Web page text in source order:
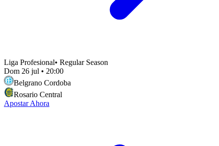
Liga Profesional• Regular Season
Dom 26 jul • 20:00
Belgrano Cordoba
Rosario Central
Apostar Ahora